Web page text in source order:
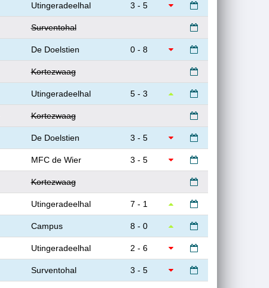
Utingeradeelhal 3 - 5
Surventohal
De Doelstien 0 - 8
Kortezwaag
Utingeradeelhal 5 - 3
Kortezwaag
De Doelstien 3 - 5
MFC de Wier 3 - 5
Kortezwaag
Utingeradeelhal 7 - 1
Campus 8 - 0
Utingeradeelhal 2 - 6
Surventohal 3 - 5